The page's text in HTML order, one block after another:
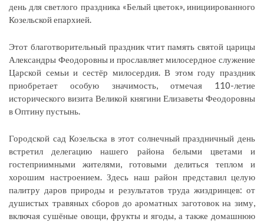
день для светлого праздника «Белый цветок», инициированного
Козельской епархией.
Этот благотворительный праздник чтит память святой царицы
Александры Феодоровны и прославляет милосердное служение
Царской семьи и сестёр милосердия. В этом году праздник
приобретает особую значимость, отмечая 110-летие
исторического визита Великой княгини Елизаветы Феодоровны
в Оптину пустынь.
Городской сад Козельска в этот солнечный праздничный день
встретил делегацию нашего района белыми цветами и
гостеприимными жителями, готовыми делиться теплом и
хорошим настроением. Здесь наш район представил целую
палитру даров природы и результатов труда жиздринцев: от
душистых травяных сборов до ароматных заготовок на зиму,
включая сушёные овощи, фрукты и ягоды, а также домашнюю